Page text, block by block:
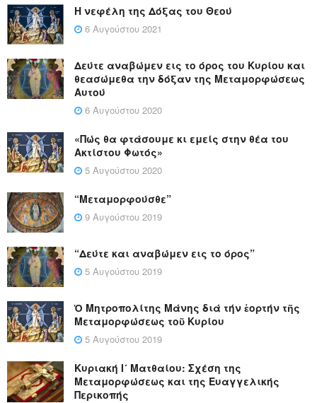
Η νεφέλη της Δόξας του Θεού
6 Αυγούστου 2021
Δεύτε αναβώμεν εις το όρος του Κυρίου και
θεασώμεθα την δόξαν της Μεταμορφώσεως
Αυτού
6 Αυγούστου 2020
«Πώς θα φτάσουμε κι εμείς στην θέα του
Ακτίστου Φωτός»
5 Αυγούστου 2020
“Μεταμορφούσθε”
9 Αυγούστου 2019
“Δεύτε και αναβώμεν εις το όρος”
5 Αυγούστου 2019
Ὁ Μητροπολίτης Μάνης διά τήν ἑορτήν τῆς
Μεταμορφώσεως τοῦ Κυρίου
5 Αυγούστου 2019
Κυριακή Ι´ Ματθαίου: Σχέση της
Μεταμορφώσεως και της Ευαγγελικής
Περικοπής